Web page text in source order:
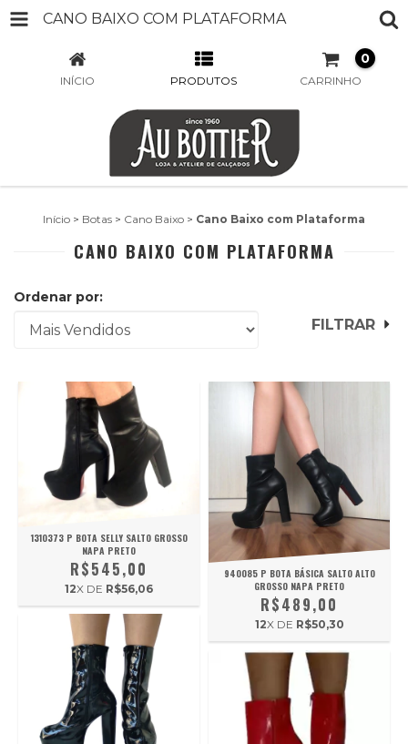
CANO BAIXO COM PLATAFORMA
INÍCIO PRODUTOS CARRINHO
0
Início > Botas > Cano Baixo > Cano Baixo com Plataforma
CANO BAIXO COM PLATAFORMA
Ordenar por:
FILTRAR
1310373 P BOTA SELLY SALTO GROSSO
NAPA PRETO
R$545,00
12X DE R$56,06
940085 P BOTA BÁSICA SALTO ALTO
GROSSO NAPA PRETO
R$489,00
12X DE R$50,30